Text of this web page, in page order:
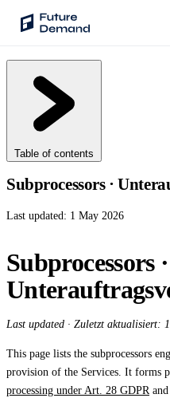
PLATFORM
Audience Intelligence
Lookout
Demand Prediction for
Wave
Backhaul
Automated Customer
Sentinel
Affinity
Product Recommendations
Table of contents
Subprocessors ·
Last updated: 1 May 2026
Subprocessors ·
Last updated · Zuletzt aktualisiert:
This page lists the subprocessors
provision of the Services. It forms
processing under Art. 28 GDPRand